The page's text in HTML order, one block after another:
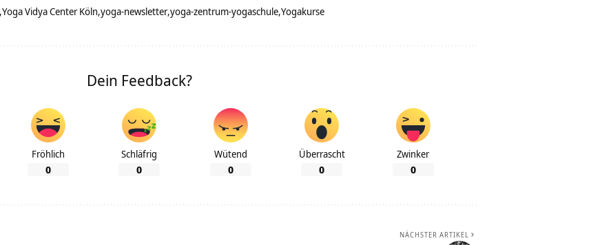
Yoga Vidya Center Köln yoga-newsletter yoga-zentrum-yogaschule Yogakurse
Dein Feedback?
Fröhlich
0
Schläfrig
0
Wütend
0
Überrascht
0
Zwinker
0
NÄCHSTER ARTIKEL